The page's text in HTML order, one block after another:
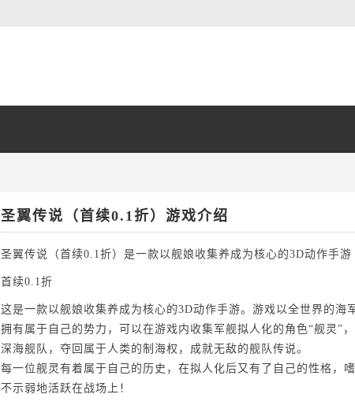
圣翼传说（首续0.1折）游戏介绍
圣翼传说（首续0.1折）是一款以舰娘收集养成为核心的3D动作手游
首续0.1折
这是一款以舰娘收集养成为核心的3D动作手游。游戏以全世界的
拥有属于自己的势力，可以在游戏内收集军舰拟人化的角色“舰灵”
深海舰队，夺回属于人类的制海权，成就无敌的舰队传说。
每一位舰灵有着属于自己的历史，在拟人化后又有了自己的性格，
不示弱地活跃在战场上！